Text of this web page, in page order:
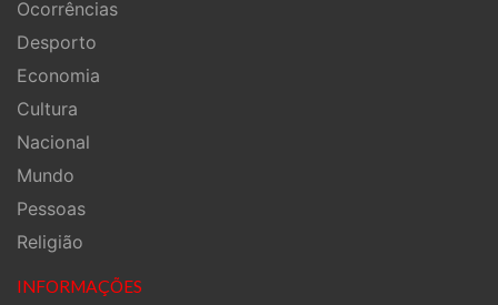
Ocorrências
Desporto
Economia
Cultura
Nacional
Mundo
Pessoas
Religião
INFORMAÇÕES